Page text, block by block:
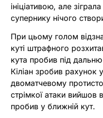
ініціативою, але
супернику нічого
При цьому голом
куті штрафного
кута пробив під
Кіліан зробив рахунок
двоматчевому
стрімкої атаки вийшов
пробив у ближній кут.